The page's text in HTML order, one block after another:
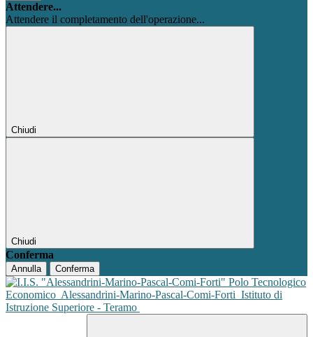
Attendere...
Attendere il completamento dell'operazione...
Chiudi
Chiudi
Conferma
Annulla Conferma
Polo Tecnologico
Economico Alessandrini-Marino-Pascal-Comi-Forti Istituto di
Istruzione Superiore - Teramo